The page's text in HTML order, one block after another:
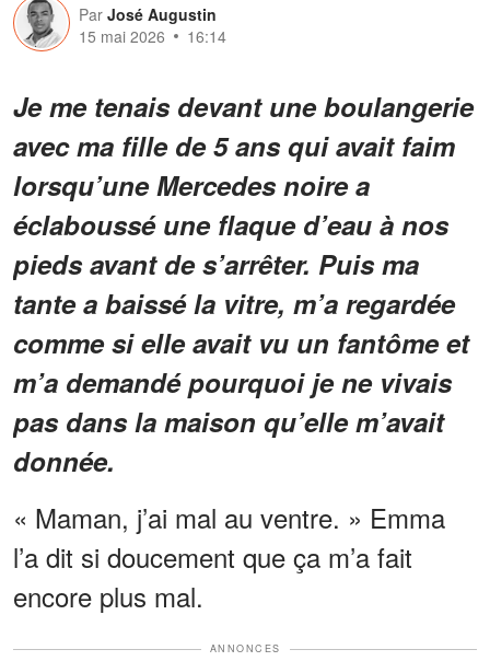
Par José Augustin
15 mai 2026
16:14
Je me tenais devant une boulangerie
avec ma fille de 5 ans qui avait faim
lorsqu’une Mercedes noire a
éclaboussé une flaque d’eau à nos
pieds avant de s’arrêter. Puis ma
tante a baissé la vitre, m’a regardée
comme si elle avait vu un fantôme et
m’a demandé pourquoi je ne vivais
pas dans la maison qu’elle m’avait
donnée.
« Maman, j’ai mal au ventre. » Emma
l’a dit si doucement que ça m’a fait
encore plus mal.
ANNONCES